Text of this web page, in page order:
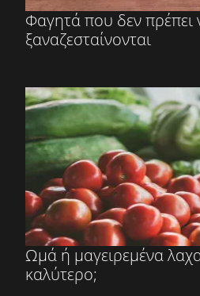
Φαγητά που δεν πρέπει
ξαναζεσταίνονται
Ωμά ή μαγειρεμένα
καλύτερο;